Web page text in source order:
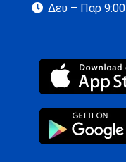
Δευ – Παρ